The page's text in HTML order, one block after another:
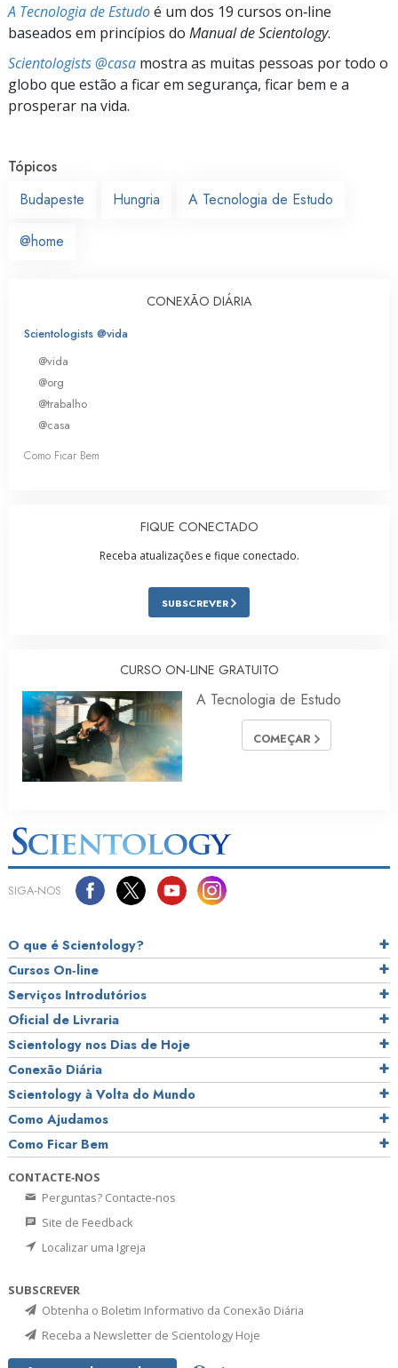
A Tecnologia de Estudoé um dos 19 cursos on‑line
baseados em princípios do Manual de Scientology.
Scientologists @casa mostra as muitas pessoas por todo o
globo que estão a ficar em segurança, ficar bem e a
prosperar na vida.
Tópicos
Budapeste
Hungria A Tecnologia de Estudo
@home
CONEXÃO DIÁRIA
Scientologists @vida
@vida
@org
@trabalho
@casa
Como Ficar Bem
FIQUE CONECTADO
Receba atualizações e fique conectado.
SUBSCREVER
CURSO ON‑LINE GRATUITO
A Tecnologia de Estudo
COMEÇAR
SIGA‑NOS
O que é Scientology?
Cursos On‑line
Serviços Introdutórios
Oficial de Livraria
Scientology nos Dias de Hoje
Conexão Diária
Scientology à Volta do Mundo
Como Ajudamos
Como Ficar Bem
CONTACTE‑NOS
Perguntas? Contacte‑nos
Site de Feedback
Localizar uma Igreja
SUBSCREVER
Obtenha o Boletim Informativo da Conexão Diária
Receba a Newsletter de Scientology Hoje